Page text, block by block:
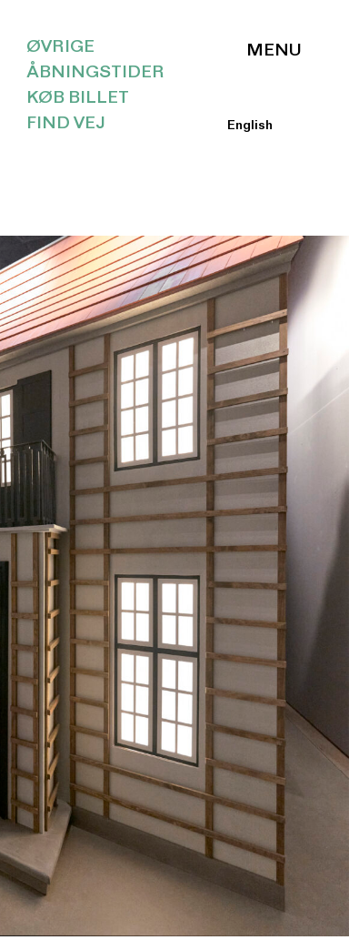
ØVRIGE
ÅBNINGSTIDER
KØB BILLET
FIND VEJ
English